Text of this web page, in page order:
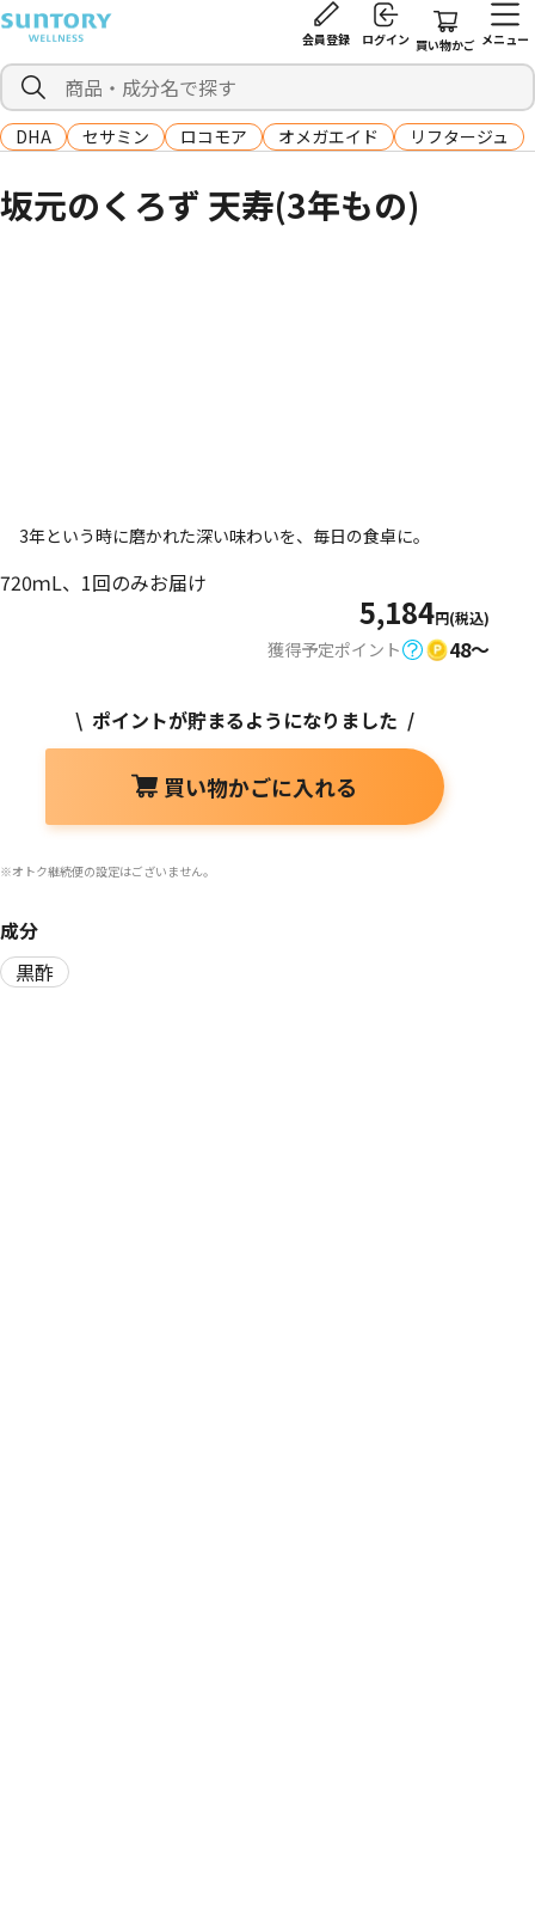
会員登録 ログイン 買い物かご メニュー
DHA セサミン ロコモア オメガエイド リフタージュ
坂元のくろず 天寿(3年もの)
3年という時に磨かれた深い味わいを、毎日の食卓に。
720ｍL、1回のみお届け
5,184円(税込)
獲得予定ポイント 48〜
\ ポイントが貯まるようになりました /
買い物かごに入れる
※オトク継続便の設定はございません。
成分
黒酢